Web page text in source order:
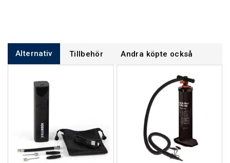
Alternativ Tillbehör Andra köpte också